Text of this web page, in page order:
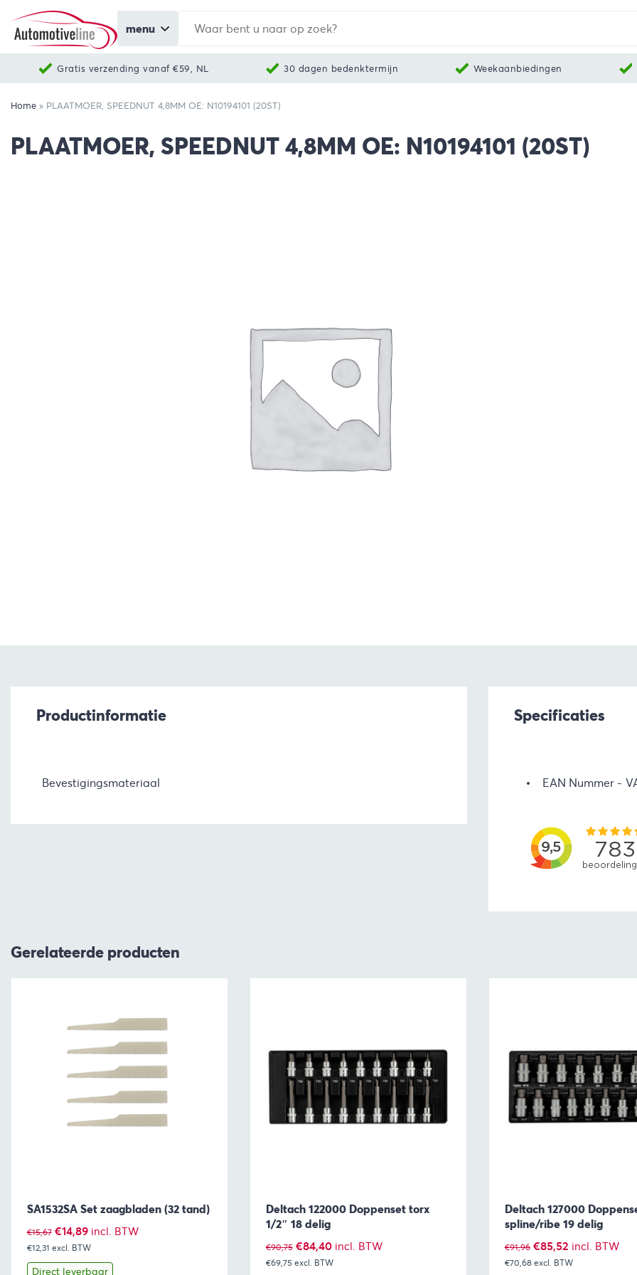
menu
Gratis verzending vanaf €59, NL 30 dagen bedenktermijn Weekaanbiedingen
Home » PLAATMOER, SPEEDNUT 4,8MM OE: N10194101 (20ST)
PLAATMOER, SPEEDNUT 4,8MM OE: N10194101 (20ST)
Productinformatie
Bevestigingsmateriaal
Specificaties
EAN Nummer
Gerelateerde producten
SA1532SA Set zaagbladen (32 tand)
€15,67 Oorspronkelijke
prijs
was:
€14,89Huidige
prijs
is:
incl. BTW
€12,31 excl. BTW
Direct leverbaar
Deltach 122000 Doppenset torx
1/2″ 18 delig
€90,75 Oorspronkelijke
prijs
€84,40Huidige
prijs
incl. BTW
€69,75 excl. BTW
Deltach 127000
spline/ribe 19 delig
€91,96 Oorspronkelijke
prijs
€85,52Huidige
prijs
incl. BTW
€70,68 excl. BTW